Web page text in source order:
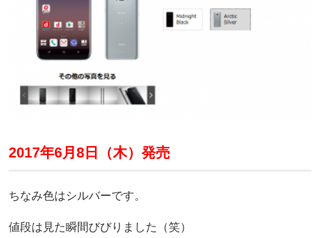
2017年6月8日（木）発売
ちなみ色はシルバーです。
値段は見た瞬間びびりました（笑）